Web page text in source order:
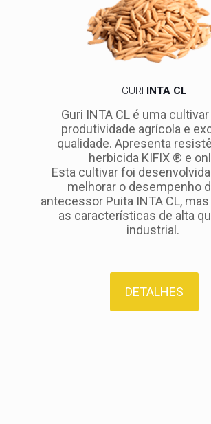
GURI INTA CL
Guri INTA CL é uma
produtividade agrícola e
qualidade. Apresenta
herbicida KIFIX ® e
Esta cultivar foi
melhorar o desempenho
antecessor Puita INTA CL,
as características de alta
industrial.
DETALHES